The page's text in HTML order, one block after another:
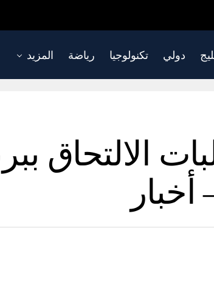
دولي تكنولوجيا رياضة المزيد
الالتحاق